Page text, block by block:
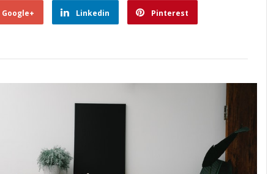
Google+ Linkedin Pinterest